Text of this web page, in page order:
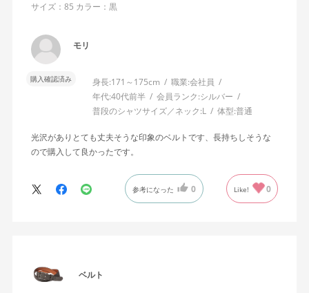
サイズ：85 カラー：黒
モリ
購入確認済み 身長:171～175cm 職業:会社員
年代:40代前半 会員ランク:シルバー
普段のシャツサイズ／ネック:L 体型:普通
光沢がありとても丈夫そうな印象のベルトです、長持ちしそうな
ので購入して良かったです。
参考になった 0 Like! 0
ベルト